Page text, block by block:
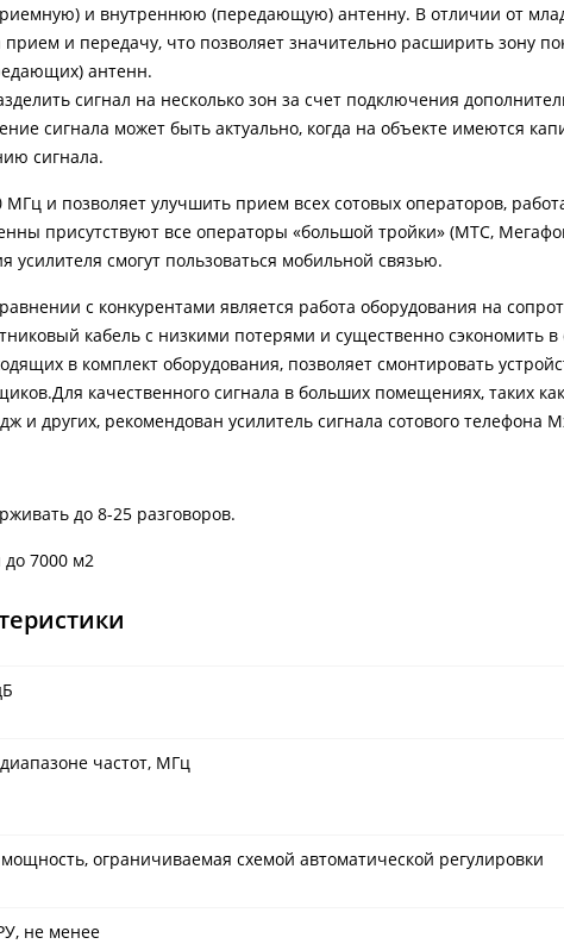
и внутреннюю (передающую) антенну. В отличии от
и передачу, что позволяет значительно расширить зону
антенн.
сигнал на несколько зон за счет подключения
сигнала может быть актуально, когда на объекте имеются
сигнала.
МГц и позволяет улучшить прием всех сотовых операторов,
присутствуют все операторы «большой тройки» (МТС,
усилителя смогут пользоваться мобильной связью.
с конкурентами является работа оборудования на
кабель с низкими потерями и существенно сэкономить
в комплект оборудования, позволяет смонтировать
качественного сигнала в больших помещениях, таких
и других, рекомендован усилитель сигнала сотового телефона
до 8-25 разговоров.
7000 м2
частот, МГц
ограничиваемая схемой автоматической регулировки
не менее